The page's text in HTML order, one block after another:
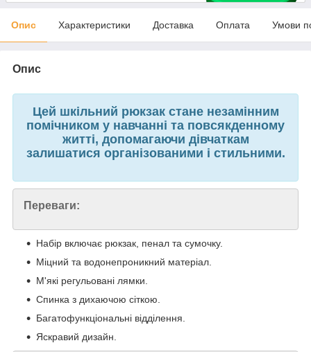
Опис Характеристики Доставка Оплата Умови
Опис
Цей шкільний рюкзак стане незамінним
помічником у навчанні та повсякденному
житті, допомагаючи дівчаткам
залишатися організованими і стильними.
Переваги:
Набір включає рюкзак, пенал та сумочку.
Міцний та водонепроникний матеріал.
М'які регульовані лямки.
Спинка з дихаючою сіткою.
Багатофункціональні відділення.
Яскравий дизайн.